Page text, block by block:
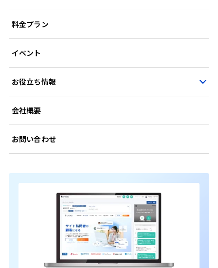
料金プラン
イベント
お役立ち情報
会社概要
お問い合わせ